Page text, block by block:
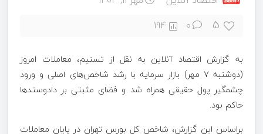
5
0
194
به گزارش اقتصاد آنلاین به نقل از تسنیم، معاملات امروز
(دوشنبه 7 مهر) بازار سرمایه با رشد شاخص‌های اصلی و ورود
چشمگیر پول حقیقی همراه شد و فضای مثبتی بر دادوستدها
حاکم بود.
براساس این گزارش، شاخص کل بورس تهران در پایان معاملات